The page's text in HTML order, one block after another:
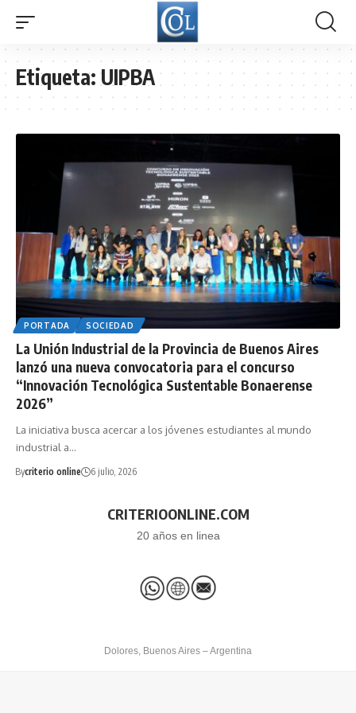
Etiqueta:UIPBA
PORTADA SOCIEDAD
La Unión Industrial de la Provincia de Buenos Aires
lanzó una nueva convocatoria para el concurso
“Innovación Tecnológica Sustentable Bonaerense
2026”
La iniciativa busca acercar a los jóvenes estudiantes al mundo
industrial a…
Bycriterio online 6 julio, 2026
CRITERIOONLINE.COM
20 años en linea
Dolores, Buenos Aires – Argentina